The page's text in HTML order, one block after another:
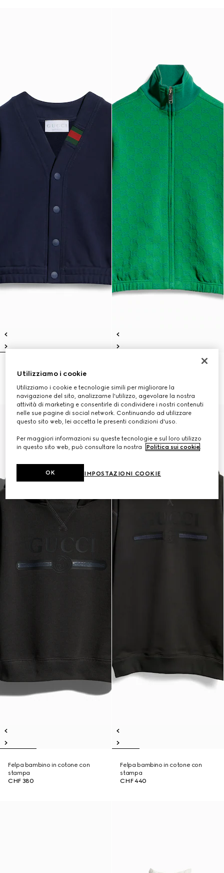
CHF 480
CHF 480
Felpa bambino in cotone con
stampa
CHF 380
Felpa bambino in cotone con
stampa
CHF 440
Utilizziamo i cookie
Utilizziamo i cookie e tecnologie simili per migliorare la
navigazione del sito, analizzarne l'utilizzo, agevolare la nostra
attività di marketing e consentirle di condividere i nostri contenuti
nelle sue pagine di social network. Continuando ad utilizzare
questo sito web, lei accetta le presenti condizioni d'uso.
Per maggiori informazioni su queste tecnologie e sul loro utilizzo
in questo sito web, può consultare la nostra
Politica sui cookie.
IMPOSTAZIONI COOKIE
OK